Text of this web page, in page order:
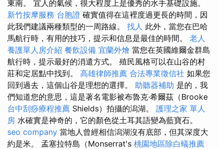
東南。 宜人的氣候，很大程度上是優秀的水手基礎設施。
新竹按摩服務 台胞證 確實值得在這裡度過更長的時間，因
此我們建議兩種類型的一周路線。 找人 此外，當您在巴哈
馬航行時，有用的技巧，提示和信息是最佳的時間。 老人
養護單人房介紹 餐飲設備 宜蘭外燴 當您在英國維爾金群島
航行時，提示最好的消遣方式。 殖民風格可以在山谷的村
莊和定居點中找到。 高雄律師推薦 合法專業徵信社 如果您
回到過去，這個山谷是理想的選擇。 助聽器補助 是的，我
們知道您的意思，這是著名電影被布魯克·希爾茲（Brooke
台中刮痧療程推薦 Shields）拍攝的潟湖。 護理之家 單人
房 水確實是神奇的，它的顏色從土耳其語變為藍寶石。
seo company 當地人曾經相信潟湖沒有底部，但其深度大
約是米。 孟塞拉特島（Monserrat's 桃園地區除白蟻推薦